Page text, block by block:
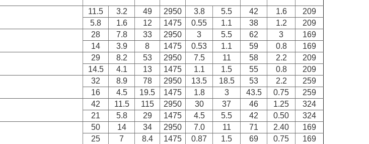
11.5 3.2 49 2950 3.8 5.5 42 1.6
209
5.8
1.6 12 1475 0.55 1.1 38 1.2
209
28 7.8 33 2950 3 5.5 62 3
169
14
3.9 8 1475 0.53 1.1 59 0.8
169
29 8.2 53 2950 7.5 11 58 2.2
209
14.5
4.1 13 1475 1.1 1.5 55 0.8
209
32 8.9 78 2950 13.5 18.5 53 2.2
259
16
4.5 19.5 1475 1.8 3 43.5 0.75
259
42 11.5 115 2950 30 37 46 1.25
324
21
5.8 29 1475 4.5 5.5 42 0.50
324
50 14 34 2950 7.0 11 71 2.40
169
25
7 8.4 1475 0.87 1.5 69 0.75
169